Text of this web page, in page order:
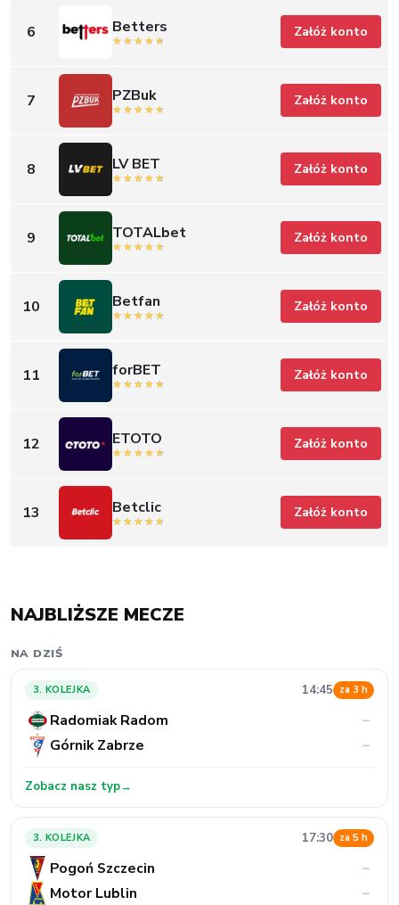
6 Betters Załóż konto
7 PZBuk Załóż konto
8 LV BET Załóż konto
9 TOTALbet Załóż konto
10 Betfan Załóż konto
11 forBET Załóż konto
12 ETOTO Załóż konto
13 Betclic Załóż konto
NAJBLIŻSZE MECZE
NA DZIŚ
3. KOLEJKA 14:45 za 3 h
Radomiak Radom
–
Górnik Zabrze
–
Zobacz nasz typ→
3. KOLEJKA 17:30 za 5 h
Pogoń Szczecin
–
Motor Lublin
–